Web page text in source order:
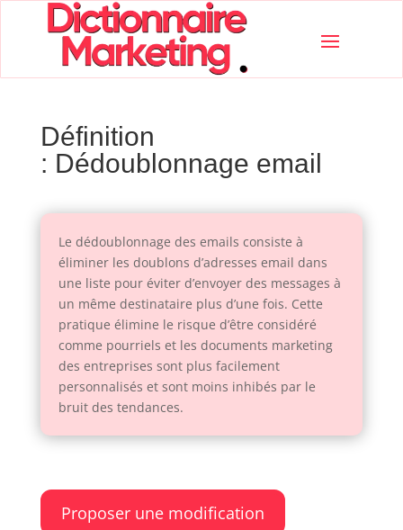
Définition
: Dédoublonnage email
Le dédoublonnage des emails consiste à
éliminer les doublons d’adresses email dans
une liste pour éviter d’envoyer des messages à
un même destinataire plus d’une fois. Cette
pratique élimine le risque d’être considéré
comme pourriels et les documents marketing
des entreprises sont plus facilement
personnalisés et sont moins inhibés par le
bruit des tendances.
Proposer une modification